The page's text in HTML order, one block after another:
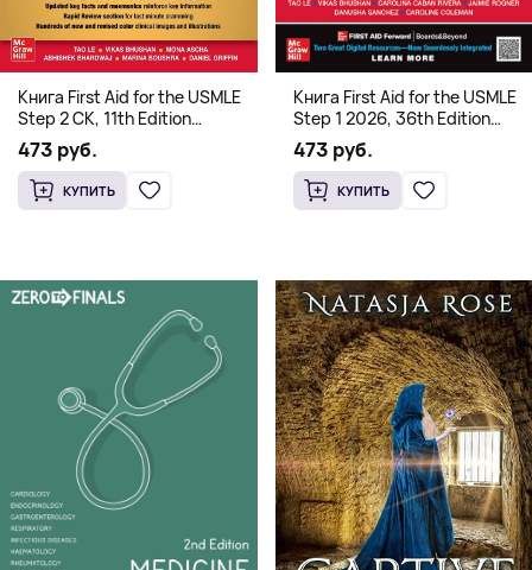
Книга First Aid for the USMLE
Step 2 CK, 11th Edition
(Мягкий переплет,
Английский язык)
473 руб.
КУПИТЬ
Книга First Aid for the USMLE
Step 1 2026, 36th Edition
(Мягкий переплет,
Английский язык)
473 руб.
КУПИТЬ